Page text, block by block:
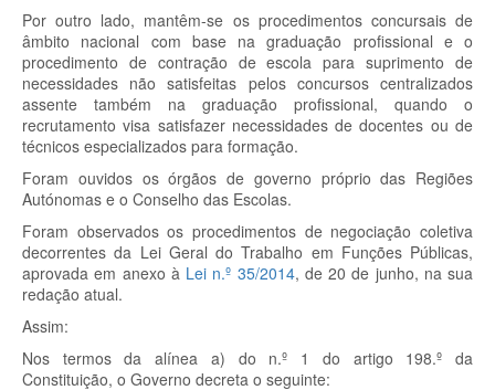
Por outro lado, mantêm-se os procedimentos concursais de
âmbito nacional com base na graduação profissional e o
procedimento de contração de escola para suprimento de
necessidades não satisfeitas pelos concursos centralizados
assente também na graduação profissional, quando o
recrutamento visa satisfazer necessidades de docentes ou de
técnicos especializados para formação.
Foram ouvidos os órgãos de governo próprio das Regiões
Autónomas e o Conselho das Escolas.
Foram observados os procedimentos de negociação coletiva
decorrentes da Lei Geral do Trabalho em Funções Públicas,
aprovada em anexo à Lei n.º 35/2014, de 20 de junho, na sua
redação atual.
Assim:
Nos termos da alínea a) do n.º 1 do artigo 198.º da
Constituição, o Governo decreta o seguinte: